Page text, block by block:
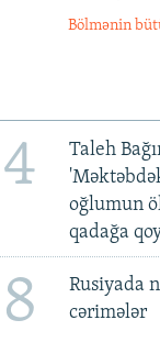
Bölmənin
4
Taleh
oğlumun
qadağa
8
Rusiyada
cərimələr